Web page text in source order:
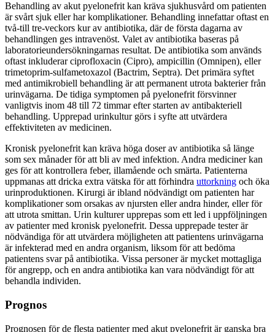
Behandling av akut pyelonefrit kan kräva sjukhusvård om patienten
är svårt sjuk eller har komplikationer. Behandling innefattar oftast en
två-till tre-veckors kur av antibiotika, där de första dagarna av
behandlingen ges intravenöst. Valet av antibiotika baseras på
laboratorieundersökningarnas resultat. De antibiotika som används
oftast inkluderar ciprofloxacin (Cipro), ampicillin (Omnipen), eller
trimetoprim-sulfametoxazol (Bactrim, Septra). Det primära syftet
med antimikrobiell behandling är att permanent utrota bakterier från
urinvägarna. De tidiga symptomen på pyelonefrit försvinner
vanligtvis inom 48 till 72 timmar efter starten av antibakteriell
behandling. Upprepad urinkultur görs i syfte att utvärdera
effektiviteten av medicinen.
Kronisk pyelonefrit kan kräva höga doser av antibiotika så länge
som sex månader för att bli av med infektion. Andra mediciner kan
ges för att kontrollera feber, illamående och smärta. Patienterna
uppmanas att dricka extra vätska för att förhindra uttorkning och öka
urinproduktionen. Kirurgi är ibland nödvändigt om patienten har
komplikationer som orsakas av njursten eller andra hinder, eller för
att utrota smittan. Urin kulturer upprepas som ett led i uppföljningen
av patienter med kronisk pyelonefrit. Dessa upprepade tester är
nödvändiga för att utvärdera möjligheten att patientens urinvägarna
är infekterad med en andra organism, liksom för att bedöma
patientens svar på antibiotika. Vissa personer är mycket mottagliga
för angrepp, och en andra antibiotika kan vara nödvändigt för att
behandla individen.
Prognos
Prognosen för de flesta patienter med akut pyelonefrit är ganska bra